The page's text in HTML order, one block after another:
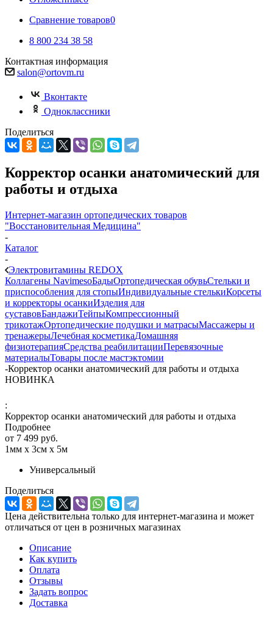
Сравнение товаров0
8 800 234 38 58
Контактная информация
salon@ortovm.ru
Вконтакте
Одноклассники
Поделиться
Корректор осанки анатомический для
работы и отдыха
Интернет-магазин ортопедических товаров
"Восстановительная Медицина"
-
Каталог
-
Электровитамины REDOX
Коллагены NavimesoБадыОртопедическая обувьСтельки и
приспособления для стопыИндивидуальные стелькиКорсеты
и корректоры осанкиИзделия для
суставовБандажиТейпыКомпрессионный
трикотажОртопедические подушки и матрасыМассажеры и
тренажерыЛечебная косметикаДомашняя
физиотерапияСредства реабилитацииПеревязочные
материалыТовары после мастэктомии
-Корректор осанки анатомический для работы и отдыха
НОВИНКА
:
Корректор осанки анатомический для работы и отдыха
Подробнее
от 7 499 руб.
1мм х 3см х 5м
Универсальный
Поделиться
Цена действительна только для интернет-магазина и может
отличаться от цен в розничных магазинах
Описание
Как купить
Оплата
Отзывы
Задать вопрос
Доставка